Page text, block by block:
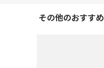
その他のおすすめ